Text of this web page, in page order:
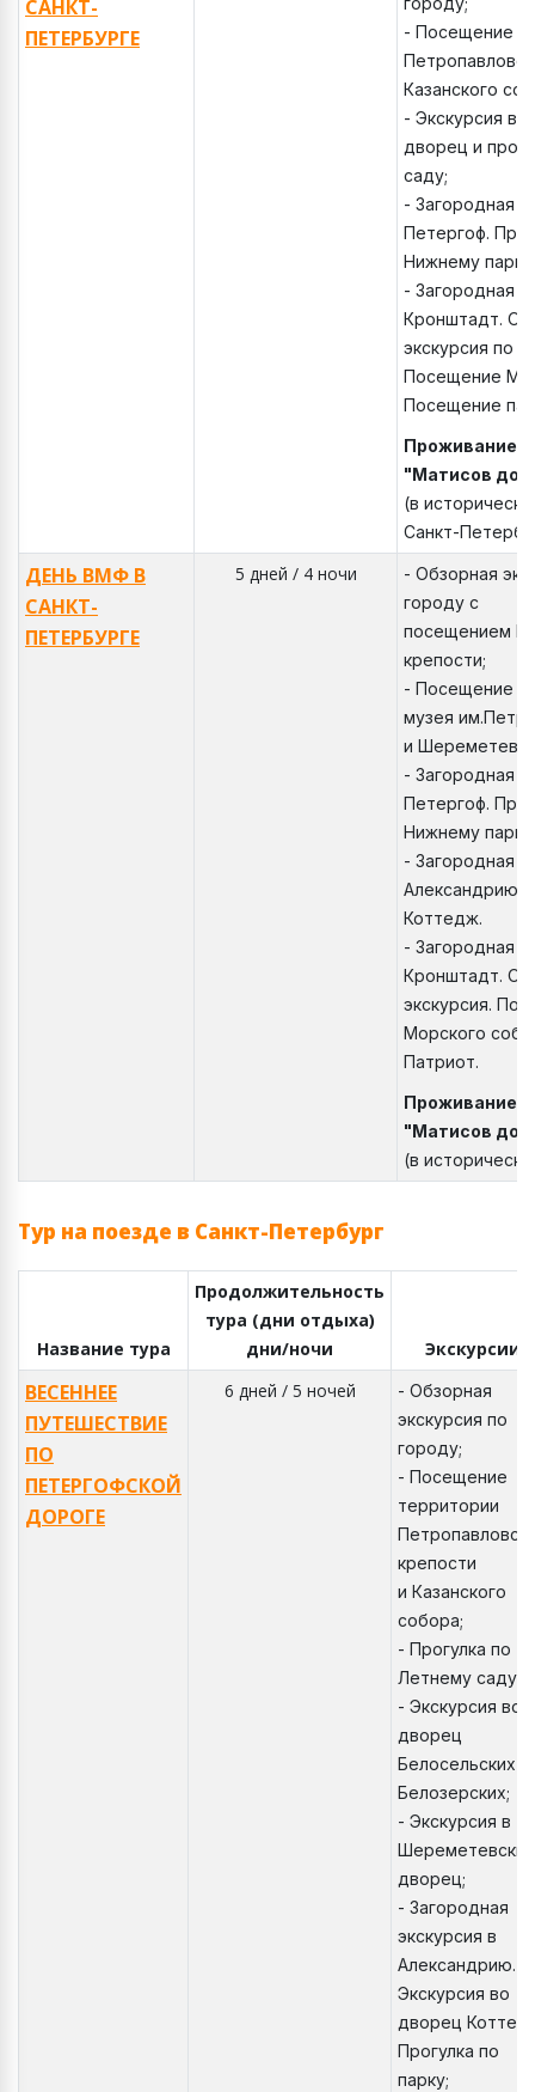
САНКТ-
ПЕТЕРБУРГЕ
- Посещение
Казанского
- Экскурсия в
дворец и
саду;
- Загородная
Петергоф.
Нижнему парку;
- Загородная
Кронштадт.
экскурсия по
Посещение
Посещение
Проживание
"Матисов
(в
Санкт-
ДЕНЬ ВМФ В
САНКТ-
ПЕТЕРБУРГЕ
5 дней / 4 ночи
- Обзорная
городу с
посещением
крепости;
- Посещение
музея
и
- Загородная
Петергоф.
Нижнему парку;
- Загородная
Александрию.
Коттедж.
- Загородная
Кронштадт.
экскурсия.
Морского
Патриот.
Проживание
"Матисов
(в
Тур на поезде в Санкт-Петербург
Название тура
Продолжительность
тура (дни отдыха)
дни/ночи
Экскурсии
ВЕСЕННЕЕ
ПУТЕШЕСТВИЕ
ПО
ПЕТЕРГОФСКОЙ
ДОРОГЕ
6 дней / 5 ночей
- Обзорная
экскурсия по
городу;
- Посещение
территории
крепости
и Казанского
собора;
- Прогулка по
Летнему саду;
- Экскурсия во
дворец
Белосельских -
Белозерских;
- Экскурсия в
Шереметевский
дворец;
- Загородная
экскурсия в
Александрию.
Экскурсия во
дворец
Прогулка по
парку;